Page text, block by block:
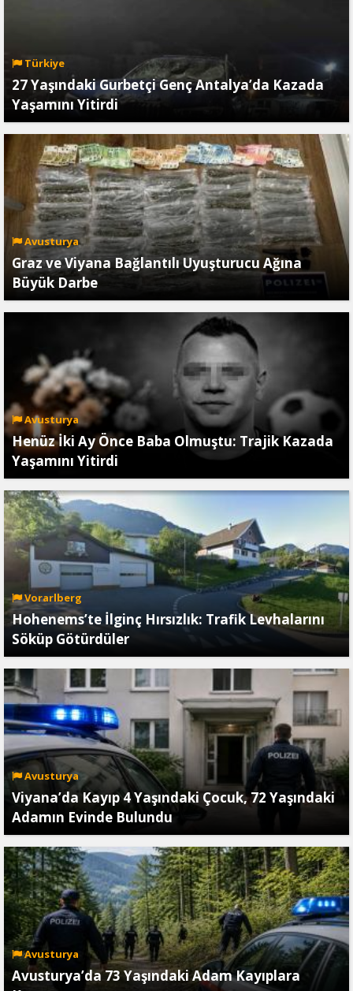
Türkiye
27 Yaşındaki Gurbetçi Genç Antalya’da Kazada
Yaşamını Yitirdi
Avusturya
Graz ve Viyana Bağlantılı Uyuşturucu Ağına
Büyük Darbe
Avusturya
Henüz İki Ay Önce Baba Olmuştu: Trajik Kazada
Yaşamını Yitirdi
Vorarlberg
Hohenems’te İlginç Hırsızlık: Trafik Levhalarını
Söküp Götürdüler
Avusturya
Viyana’da Kayıp 4 Yaşındaki Çocuk, 72 Yaşındaki
Adamın Evinde Bulundu
Avusturya
Avusturya’da 73 Yaşındaki Adam Kayıplara